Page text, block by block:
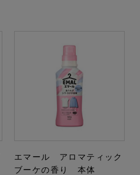
エマール アロマティック
ブーケの香り 本体